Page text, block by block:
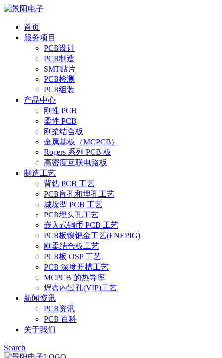
首页
服务项目
PCB设计
PCB制造
SMT贴片
PCB检测
PCB组装
产品中心
刚性 PCB
柔性 PCB
刚柔结合板
金属基板（MCPCB）
Rogers 系列 PCB 板
高密度互联电路板
制造工艺
背钻 PCB 工艺
PCB盲孔和埋孔工艺
城垛型 PCB 工艺
PCB埋头孔工艺
嵌入式铜币 PCB 工艺
PCB板镍钯金工艺(ENEPIG)
刚柔结合板工艺
PCB板 OSP 工艺
PCB 深度开槽工艺
MCPCB 的热导率
焊盘内过孔(VIP)工艺
新闻资讯
PCB资讯
PCB 百科
关于我们
Search